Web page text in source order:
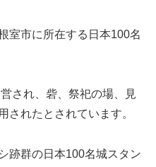
室市に所在する日本100名
され、砦、祭祀の場、見
されたとされています。
跡群の日本100名城スタン